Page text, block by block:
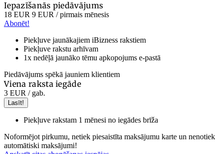
Iepazīšanās piedāvājums
18 EUR 9 EUR / pirmais mēnesis
Abonēt!
Piekļuve jaunākajiem iBizness rakstiem
Piekļuve rakstu arhīvam
1x nedēļā jaunāko tēmu apkopojums e-pastā
Piedāvājums spēkā jauniem klientiem
Viena raksta iegāde
3 EUR / gab.
Lasīt!
Piekļuve rakstam 1 mēnesi no iegādes brīža
Noformējot pirkumu, netiek piesaistīta maksājumu karte un nenotiek
automātiski maksājumi!